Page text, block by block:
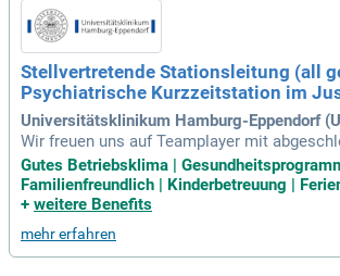
Stellvertretende Stationsleitung (all
Psychiatrische Kurzzeitstation im
Universitätsklinikum Hamburg-Eppendorf
Wir freuen uns auf Teamplayer mit
ung zur/zum Gesundheits- und (Kinder-)
flegefachmann / Pflegefachfrau,
ochschulabschluss im dualen Bachelor-
Gutes Betriebsklima |
Familienfreundlich | Kinderbetreuung |
+ weitere Benefits
mehr erfahren